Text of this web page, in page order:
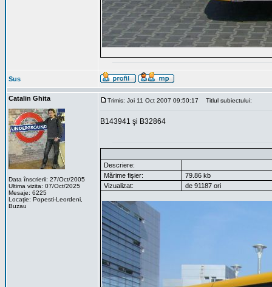
Sus
Catalin Ghita
Data înscrierii: 27/Oct/2005
Ultima vizita: 07/Oct/2025
Mesaje: 6225
Locaţie: Popesti-Leordeni,
Buzau
Trimis: Joi 11 Oct 2007 09:50:17 Titlul subiectului:
B143941 şi B32864
Descriere:
Mărime fişier:
79.86 kb
Vizualizat:
de 91187 ori